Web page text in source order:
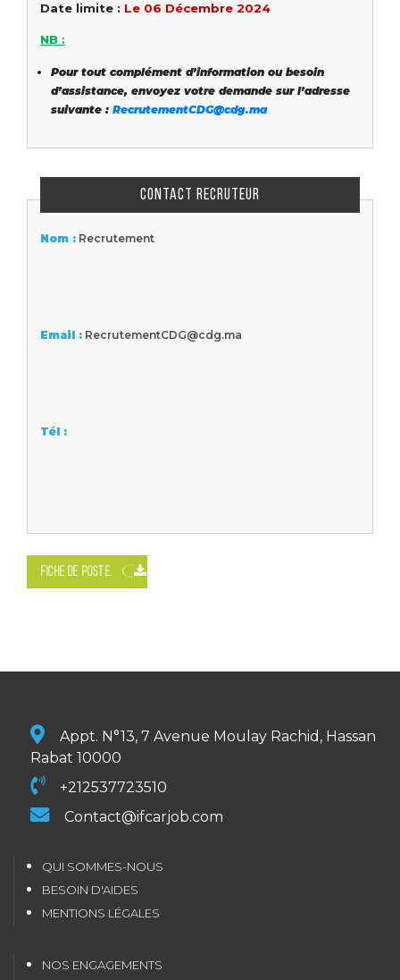
Date limite : Le 06 Décembre 2024
NB :
Pour tout complément d’information ou besoin
d’assistance, envoyez votre demande sur l’adresse
suivante : RecrutementCDG@cdg.ma
CONTACT RECRUTEUR
Nom : Recrutement
Email : RecrutementCDG@cdg.ma
Tél :
FICHE DE POSTE
Appt. N°13, 7 Avenue Moulay Rachid, Hassan
Rabat 10000
+212537723510
Contact@ifcarjob.com
QUI SOMMES-NOUS
BESOIN D'AIDES
MENTIONS LÉGALES
NOS ENGAGEMENTS